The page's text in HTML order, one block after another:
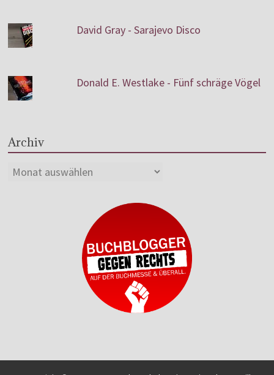
David Gray - Sarajevo Disco
Donald E. Westlake - Fünf schräge Vögel
Archiv